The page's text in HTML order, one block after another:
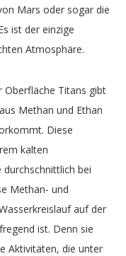
Mars oder sogar die
ist der einzige
Atmosphäre.
Oberfläche Titans gibt
Methan und Ethan
Diese
kalten
bei
Methan- und
auf der
ist. Denn sie
Aktivitäten, die unter